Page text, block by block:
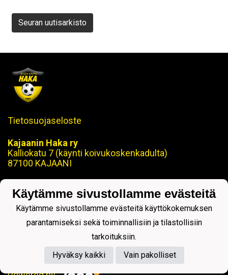
Seuran uutisarkisto
Tietosuojaseloste
Kajaanin Haka ry
Kalliokatu 7 (käynti koivukoskenkadulta)
87100 KAJAANI
toimisto@kajaaninhaka.fi
ohjaus@kajaaninhaka.fi
Käytämme sivustollamme evästeitä
Käytämme sivustollamme evästeitä käyttökokemuksen
parantamiseksi sekä toiminnallisiin ja tilastollisiin
tarkoituksiin.
Hyväksy kaikki
Vain pakolliset